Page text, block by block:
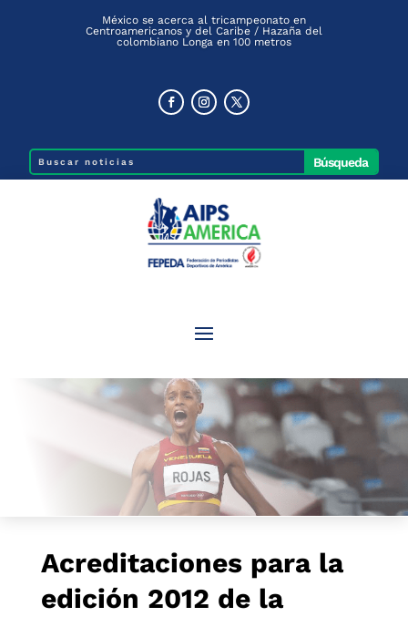
México se acerca al tricampeonato en
Centroamericanos y del Caribe / Hazaña del
colombiano Longa en 100 metros
Acreditaciones para la
edición 2012 de la